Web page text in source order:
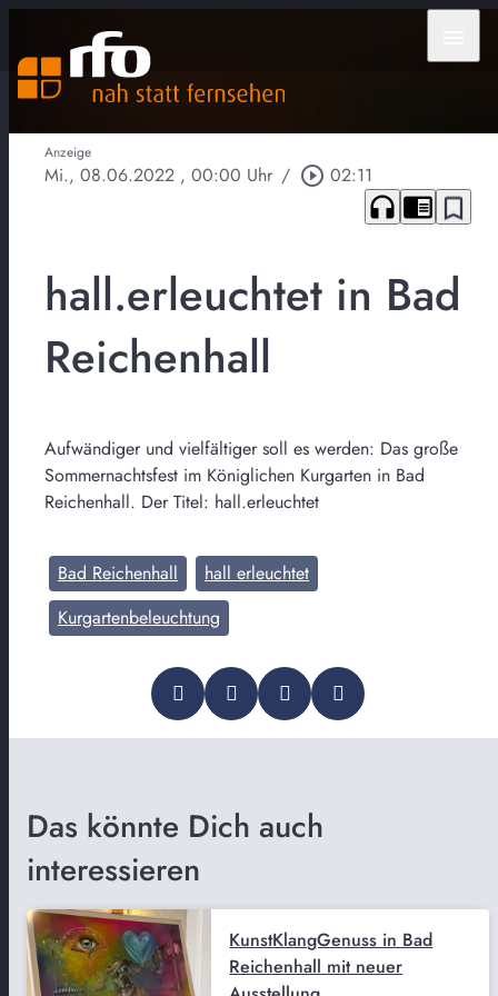
Anzeige
Mi., 08.06.2022 , 00:00 Uhr / play_circle_outline 02:11
headphones chrome_reader_mode bookmark_border
hall.erleuchtet in Bad
Reichenhall
Aufwändiger und vielfältiger soll es werden: Das große
Sommernachtsfest im Königlichen Kurgarten in Bad
Reichenhall. Der Titel: hall.erleuchtet
Bad Reichenhall
hall erleuchtet
Kurgartenbeleuchtung
Das könnte Dich auch
interessieren
KunstKlangGenuss in Bad
Reichenhall mit neuer